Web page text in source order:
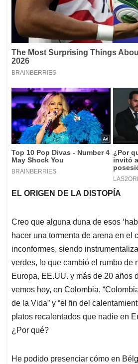
EL ORIGEN DE LA DISTOPÍA
Creo que alguna duna de esos
hacer una tormenta de arena en el
inconformes, siendo
verdes, lo que cambió el rumbo de
Europa, EE.UU. y más de 20 años
vemos hoy, en Colombia.
de la Vida” y “el fin del
platos recalentados que nadie en
¿Por qué?
He podido presenciar cómo en